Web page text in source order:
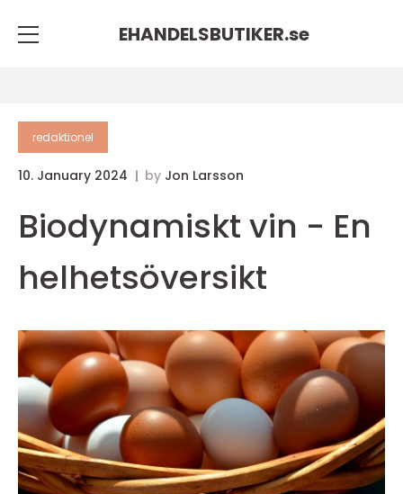
EHANDELSBUTIKER.se
redaktionel
10. January 2024 by Jon Larsson
Biodynamiskt vin - En
helhetsöversikt